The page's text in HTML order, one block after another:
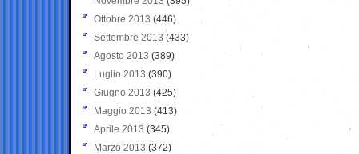
Ottobre 2013 (446)
Settembre 2013 (433)
Agosto 2013 (389)
Luglio 2013 (390)
Giugno 2013 (425)
Maggio 2013 (413)
Aprile 2013 (345)
Marzo 2013 (372)